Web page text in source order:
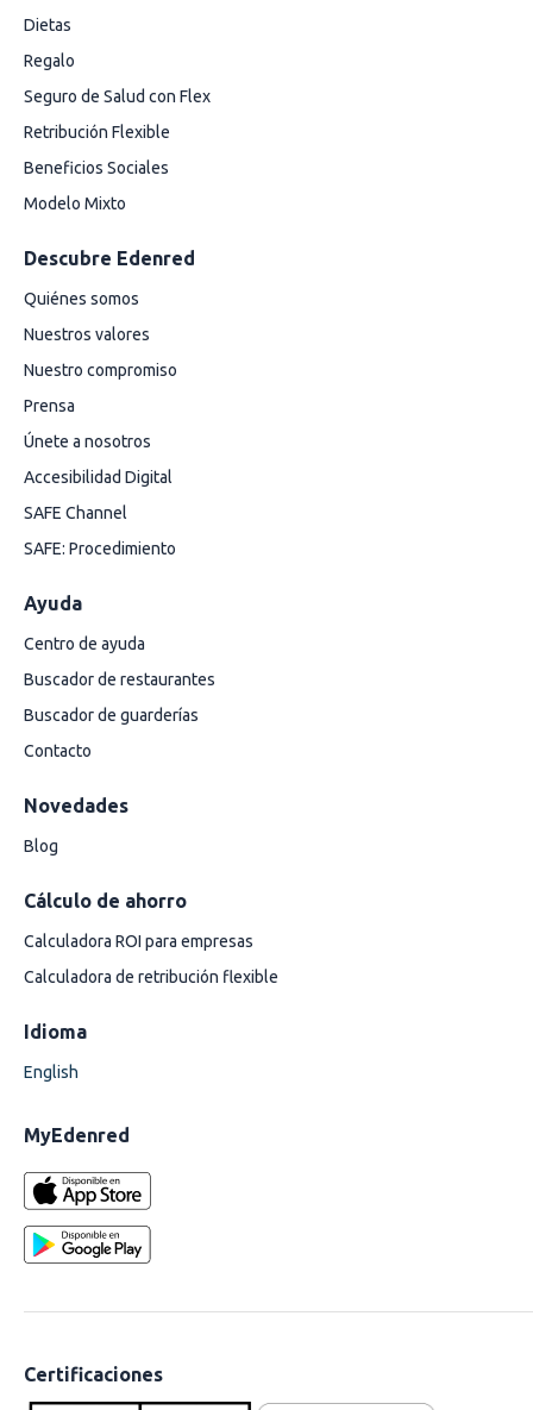
Dietas
Regalo
Seguro de Salud con Flex
Retribución Flexible
Beneficios Sociales
Modelo Mixto
Descubre Edenred
Quiénes somos
Nuestros valores
Nuestro compromiso
Prensa
Únete a nosotros
Accesibilidad Digital
SAFE Channel
SAFE: Procedimiento
Ayuda
Centro de ayuda
Buscador de restaurantes
Buscador de guarderías
Contacto
Novedades
Blog
Cálculo de ahorro
Calculadora ROI para empresas
Calculadora de retribución flexible
Idioma
English
MyEdenred
Certificaciones